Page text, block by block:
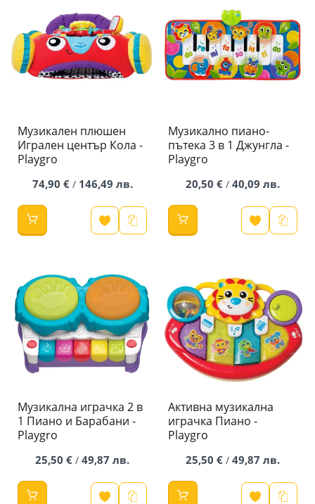
Музикален плюшен
Игрален център Кола -
Playgro
74,90 €/ 146,49 лв.
Музикално пиано-
пътека 3 в 1 Джунгла -
Playgro
20,50 € / 40,09 лв.
Музикална играчка 2 в
1 Пиано и Барабани -
Playgro
25,50 € / 49,87 лв.
Активна музикална
играчка Пиано -
Playgro
25,50 € / 49,87 лв.